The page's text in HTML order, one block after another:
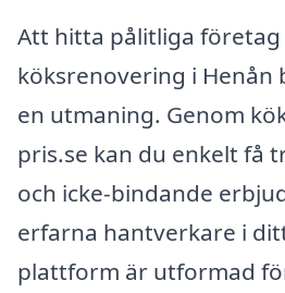
Att hitta pålitliga
köksrenovering i Henån
en utmaning. Genom
pris.se kan du enkelt få
och icke-bindande
erfarna hantverkare i
plattform är utformad